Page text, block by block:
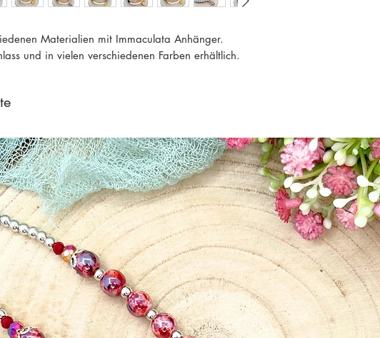
Materialien mit Immaculata Anhänger.
und in vielen verschiedenen Farben erhältlich.